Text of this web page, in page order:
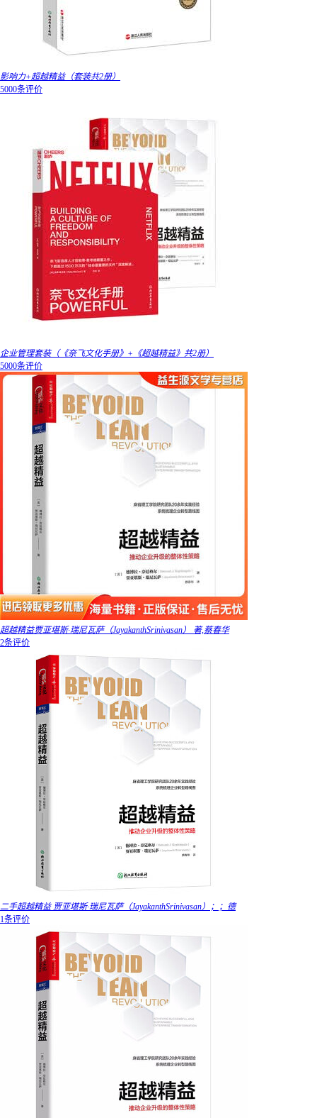
影响力+超越精益（套装共2册）
5000条评价
企业管理套装（《奈飞文化手册》+《超越精益》共2册）
5000条评价
超越精益贾亚堪斯·瑞尼瓦萨（JayakanthSrinivasan） 著,蔡春华
2条评价
二手超越精益 贾亚堪斯·瑞尼瓦萨（JayakanthSrinivasan）；；德
1条评价